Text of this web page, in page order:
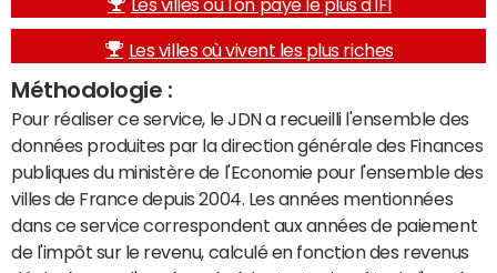
Les villes où l'on paye le plus d'IFI
Les villes où vivent les plus riches
Méthodologie :
Pour réaliser ce service, le JDN a recueilli l'ensemble des
données produites par la direction générale des Finances
publiques du ministère de l'Economie pour l'ensemble des
villes de France depuis 2004. Les années mentionnées
dans ce service correspondent aux années de paiement
de l'impôt sur le revenu, calculé en fonction des revenus